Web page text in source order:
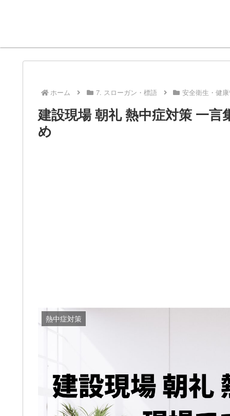
ホーム 7. スローガン・標語 安全衛生・健
建設現場 朝礼 熱中症対策 一
め
熱中症対策